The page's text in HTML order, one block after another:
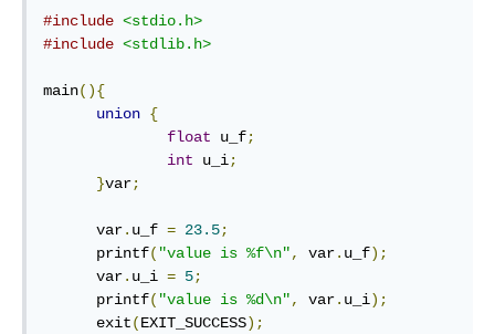
#include <stdio.h>
#include <stdlib.h>
main(){
union {
float u_f;
int u_i;
}var;
      var
. u_f = 23.5;
      printf
( "value is %f\n", var. u_f);
      var
. u_i = 5;
      printf
( "value is %d\n", var. u_i);
      exit
(EXIT_SUCCESS);